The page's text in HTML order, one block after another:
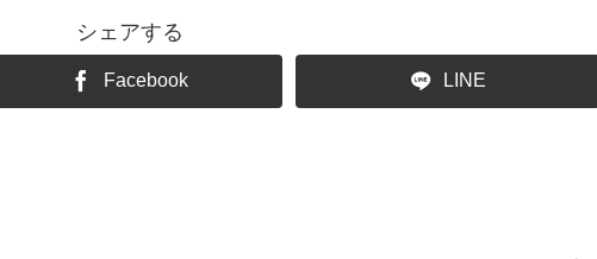
シェアする
Facebook LINE